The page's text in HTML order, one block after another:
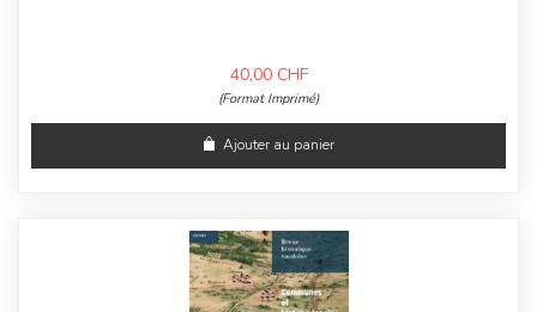
40,00 CHF
(Format Imprimé)
Ajouter au panier